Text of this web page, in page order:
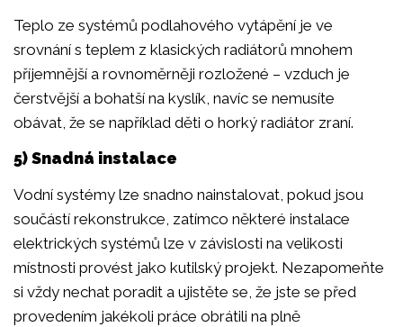
Teplo ze systémů podlahového vytápění je ve
srovnání s teplem z klasických radiátorů mnohem
příjemnější a rovnoměrněji rozložené – vzduch je
čerstvější a bohatší na kyslík, navíc se nemusíte
obávat, že se například děti o horký radiátor zraní.
5) Snadná instalace
Vodní systémy lze snadno nainstalovat, pokud jsou
součástí rekonstrukce, zatímco některé instalace
elektrických systémů lze v závislosti na velikosti
místnosti provést jako kutilský projekt. Nezapomeňte
si vždy nechat poradit a ujistěte se, že jste se před
provedením jakékoli práce obrátili na plně